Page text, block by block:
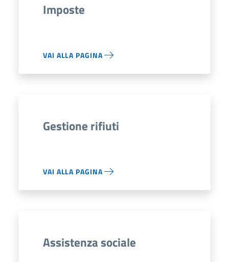
Imposte
VAI ALLA PAGINA
Gestione rifiuti
VAI ALLA PAGINA
Assistenza sociale